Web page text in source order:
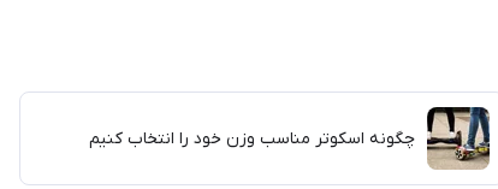
چگونه اسکوتر مناسب وزن خود را انتخاب کنیم